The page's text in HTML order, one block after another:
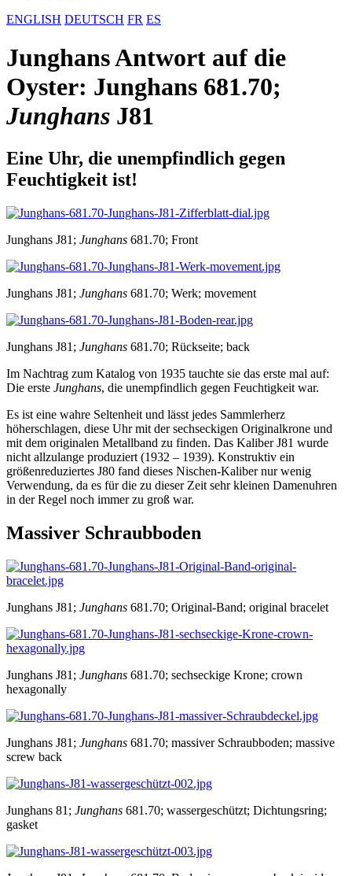
ENGLISH DEUTSCH FR ES
Junghans Antwort auf die
Oyster: Junghans 681.70;
Junghans J81
Eine Uhr, die unempfindlich gegen
Feuchtigkeit ist!
Junghans J81; Junghans 681.70; Front
Junghans J81; Junghans 681.70; Werk; movement
Junghans J81; Junghans 681.70; Rückseite; back
Im Nachtrag zum Katalog von 1935 tauchte sie das erste mal auf:
Die erste Junghans, die unempfindlich gegen Feuchtigkeit war.
Es ist eine wahre Seltenheit und lässt jedes Sammlerherz
höherschlagen, diese Uhr mit der sechseckigen Originalkrone und
mit dem originalen Metallband zu finden. Das Kaliber J81 wurde
nicht allzulange produziert (1932 – 1939). Konstruktiv ein
größenreduziertes J80 fand dieses Nischen-Kaliber nur wenig
Verwendung, da es für die zu dieser Zeit sehr kleinen Damenuhren
in der Regel noch immer zu groß war.
Massiver Schraubboden
Junghans J81; Junghans 681.70; Original-Band; original bracelet
Junghans J81; Junghans 681.70; sechseckige Krone; crown
hexagonally
Junghans J81; Junghans 681.70; massiver Schraubboden; massive
screw back
Junghans 81; Junghans 681.70; wassergeschützt; Dichtungsring;
gasket